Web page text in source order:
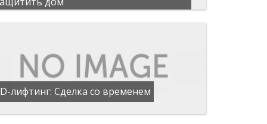
лифтинг: Сделка со временем